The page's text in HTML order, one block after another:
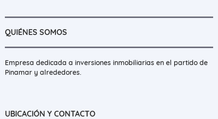
QUIÉNES SOMOS
Empresa dedicada a inversiones inmobiliarias en el partido de
Pinamar y alrededores.
UBICACIÓN Y CONTACTO